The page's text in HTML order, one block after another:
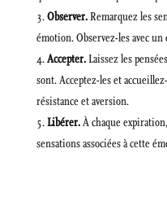
Observer.Remarquez les
émotion. Observez-les avec
Accepter.Laissez les
sont. Acceptez-les et
résistance et aversion.
Libérer.À chaque
sensations associées à cette